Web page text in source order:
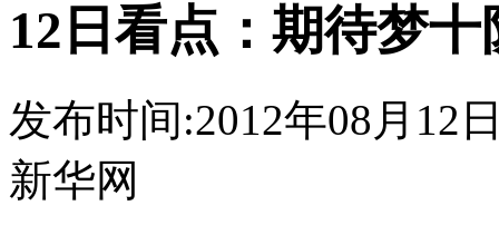
12日看点：期待梦
发布时间:2012年08月12
新华网